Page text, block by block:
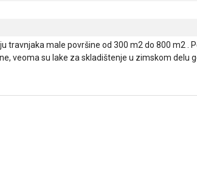
male površine od 300 m2 do 800 m2 .
veoma su lake za skladištenje u zimskom delu